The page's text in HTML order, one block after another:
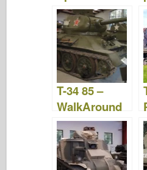
Okoli
T-34 85 –
WalkAround